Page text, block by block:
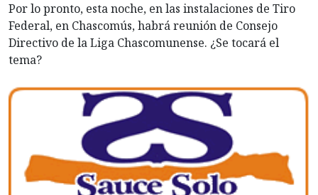
Por lo pronto, esta noche, en las instalaciones de Tiro
Federal, en Chascomús, habrá reunión de Consejo
Directivo de la Liga Chascomunense. ¿Se tocará el
tema?